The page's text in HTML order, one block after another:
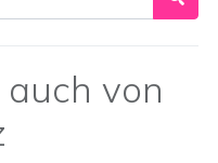
von